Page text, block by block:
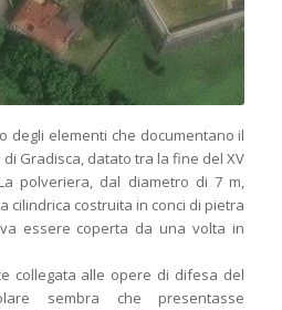
degli elementi che documentano il
Gradisca, datato tra la fine del XV
polveriera, dal diametro di 7 m,
cilindrica costruita in conci di pietra
essere coperta da una volta in
collegata alle opere di difesa del
sembra che presentasse